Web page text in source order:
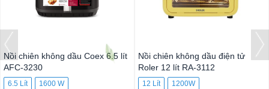
Nồi chiên không dầu Coex 6.5 lít
AFC-3230
6.5 Lít 1600 W
Nồi chiên không dầu điện tử
Roler 12 lít RA-3112
12 Lít 1200W